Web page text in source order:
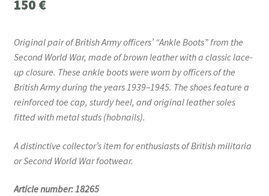
150 €
Original pair of British Army officers’ “Ankle Boots” from the
Second World War, made of brown leather with a classic lace-
up closure. These ankle boots were worn by officers of the
British Army during the years 1939–1945. The shoes feature a
reinforced toe cap, sturdy heel, and original leather soles
fitted with metal studs (hobnails).
A distinctive collector’s item for enthusiasts of British militaria
or Second World War footwear.
Article number: 18265